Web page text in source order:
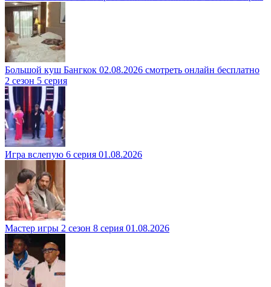
Большой куш Бангкок 02.08.2026 смотреть онлайн бесплатно
2 сезон 5 серия
Игра вслепую 6 серия 01.08.2026
Мастер игры 2 сезон 8 серия 01.08.2026